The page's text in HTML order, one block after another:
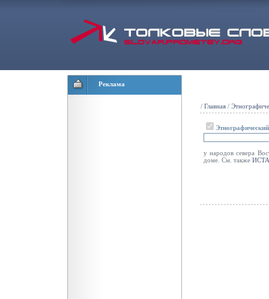
Реклама
/ Главная /
у народов севера
доме. См. также